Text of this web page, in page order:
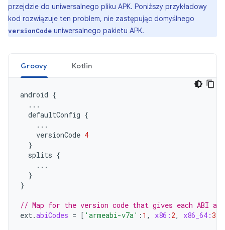
przejdzie do uniwersalnego pliku APK. Poniższy przykładowy
kod rozwiązuje ten problem, nie zastępując domyślnego
versionCode uniwersalnego pakietu APK.
Groovy Kotlin
android {
...
defaultConfig {
...
versionCode 4
}
splits {
...
}
}
// Map for the version code that gives each ABI a
ext.abiCodes = [ 'armeabi-v7a' : 1 , x86: 2, x86_64:3